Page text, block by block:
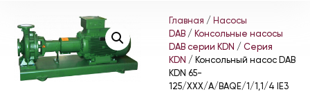
Главная / Насосы
DAB / Консольные насосы
DAB серии KDN / Серия
KDN / Консольный насос DAB
KDN 65-
125/XXX/A/BAQE/1/1,1/4 IE3